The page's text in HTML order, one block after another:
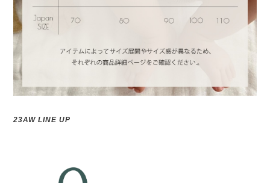
23AW LINE UP